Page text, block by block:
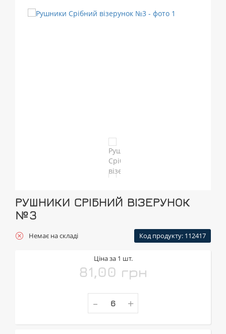
РУШНИКИ СРІБНИЙ ВІЗЕРУНОК
№3
Немає на складі Код продукту: 112417
Ціна за 1 шт.
81,00 грн
- +